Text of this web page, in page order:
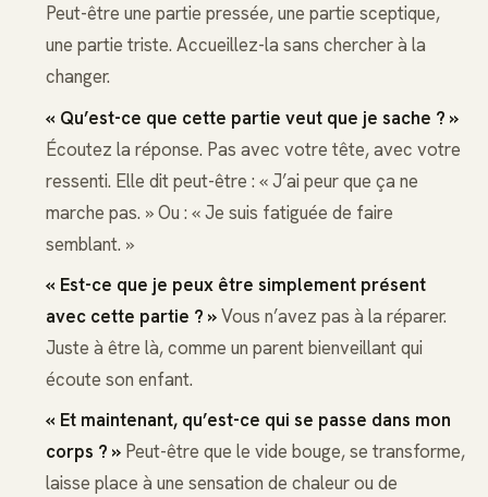
Peut-être une partie pressée, une partie sceptique,
une partie triste. Accueillez-la sans chercher à la
changer.
« Qu’est-ce que cette partie veut que je sache ? »
Écoutez la réponse. Pas avec votre tête, avec votre
ressenti. Elle dit peut-être : « J’ai peur que ça ne
marche pas. » Ou : « Je suis fatiguée de faire
semblant. »
« Est-ce que je peux être simplement présent
avec cette partie ? »Vous n’avez pas à la réparer.
Juste à être là, comme un parent bienveillant qui
écoute son enfant.
« Et maintenant, qu’est-ce qui se passe dans mon
corps ? »Peut-être que le vide bouge, se transforme,
laisse place à une sensation de chaleur ou de